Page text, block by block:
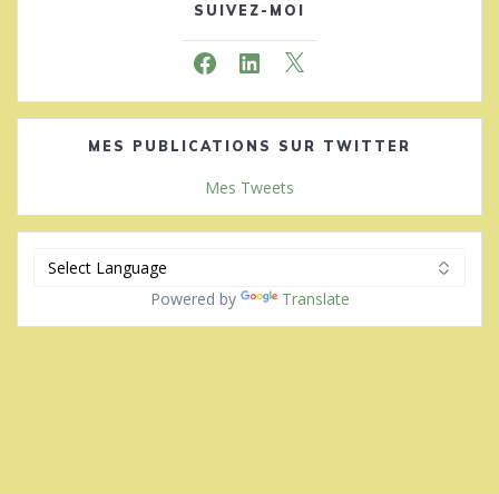
SUIVEZ-MOI
FacebookLinkedIn
X
MES PUBLICATIONS SUR TWITTER
Mes Tweets
Powered by Translate